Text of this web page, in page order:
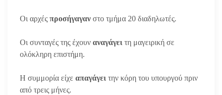
Οι αρχές προσήγαγαν στο τμήμα 20 διαδηλωτές.
Οι συνταγές της έχουν αναγάγει τη μαγειρική σε
ολόκληρη επιστήμη.
Η συμμορία είχε απαγάγει την κόρη του υπουργού πριν
από τρεις μήνες.